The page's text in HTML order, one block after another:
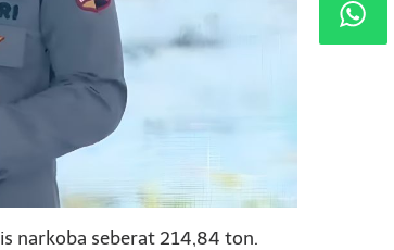
narkoba seberat 214,84 ton.